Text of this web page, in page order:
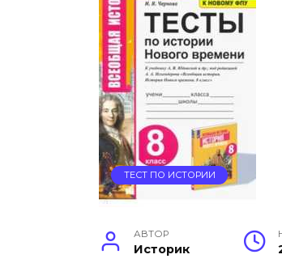
ТЕСТ ПО ИСТОРИИ
АВТОР
Историк